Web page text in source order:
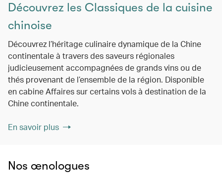
Découvrez les Classiques de la cuisine
chinoise
Découvrez l’héritage culinaire dynamique de la Chine
continentale à travers des saveurs régionales
judicieusement accompagnées de grands vins ou de
thés provenant de l’ensemble de la région. Disponible
en cabine Affaires sur certains vols à destination de la
Chine continentale.
En savoir plus
Nos œnologues